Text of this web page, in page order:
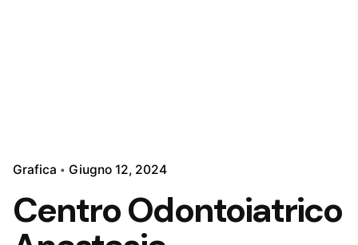
Grafica Giugno 12, 2024
Centro Odontoiatrico